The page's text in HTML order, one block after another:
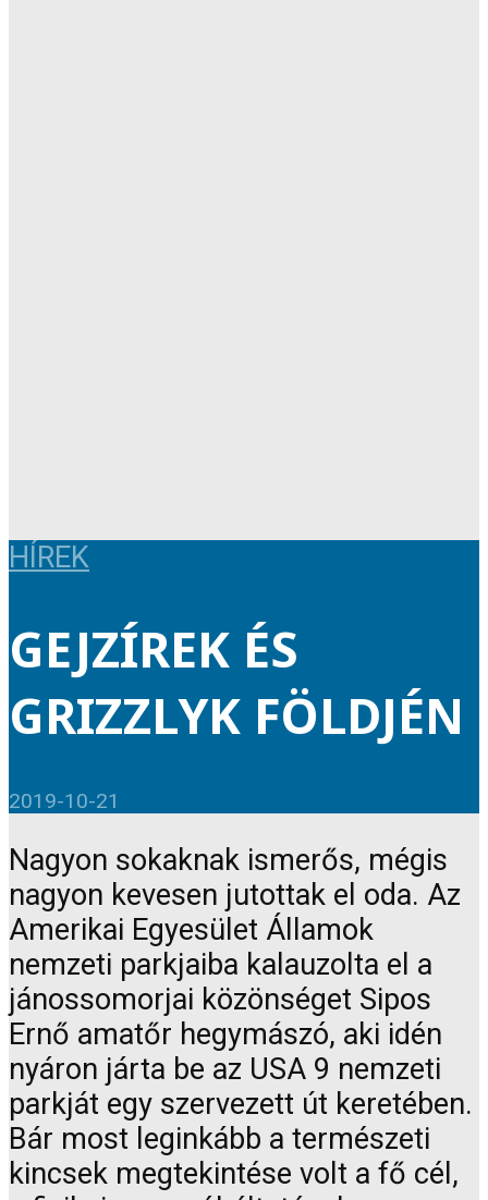
HÍREK
GEJZÍREK ÉS
GRIZZLYK FÖLDJÉN
2019-10-21
Nagyon sokaknak ismerős, mégis
nagyon kevesen jutottak el oda. Az
Amerikai Egyesület Államok
nemzeti parkjaiba kalauzolta el a
jánossomorjai közönséget Sipos
Ernő amatőr hegymászó, aki idén
nyáron járta be az USA 9 nemzeti
parkját egy szervezett út keretében.
Bár most leginkább a természeti
kincsek megtekintése volt a fő cél,